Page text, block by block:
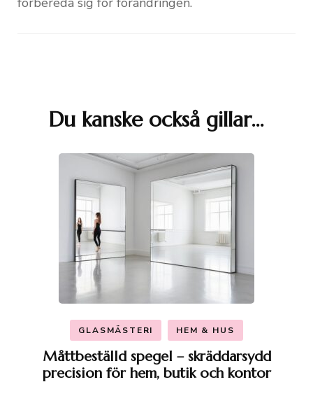
Inläggsnavigering
Du kanske också gillar…
GLASMÄSTERI HEM & HUS
Måttbeställd spegel – skräddarsydd
precision för hem, butik och kontor